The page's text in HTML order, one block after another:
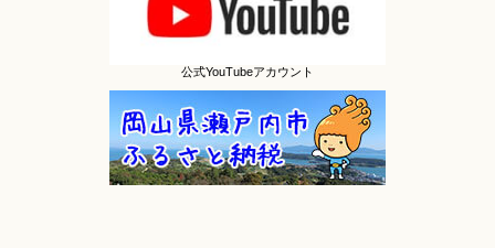
公式YouTubeアカウント